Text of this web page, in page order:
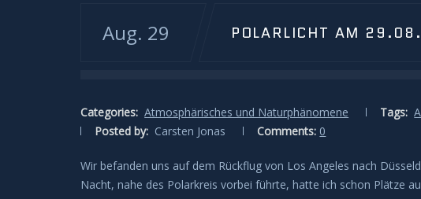
Aug. 29 POLARLICHT AM
Categories: Atmosphärisches und Naturphänomene Tags:
Posted by: Carsten Jonas Comments: 0
Wir befanden uns auf dem Rückflug von Los Angeles nach
Nacht, nahe des Polarkreis vorbei führte, hatte ich schon Plätze